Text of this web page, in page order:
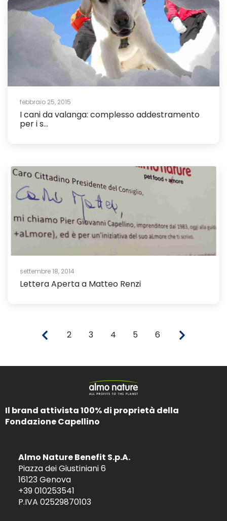
febbraio 25, 2015
I cani da valanga: complesso addestramento
per i s...
settembre 18, 2014
Lettera Aperta a Matteo Renzi
2 3 4 5 6
Il brand attivista 100% di proprietà della
Fondazione Capellino
Almo Nature Benefit S.p.A.
Piazza dei Giustiniani 6
16123 Genova
+39 010253541
P.IVA 02529870103